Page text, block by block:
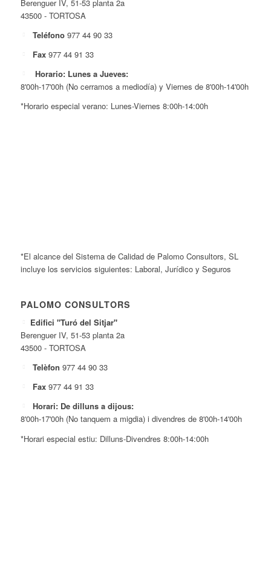
Berenguer IV, 51-53 planta 2a
43500 - TORTOSA
Teléfono 977 44 90 33
Fax 977 44 91 33
Horario: Lunes a Jueves:
8'00h-17'00h (No cerramos a mediodía) y Viernes de 8'00h-14'00h
*Horario especial verano: Lunes-Viernes 8:00h-14:00h
*El alcance del Sistema de Calidad de Palomo Consultors, SL
incluye los servicios siguientes: Laboral, Jurídico y Seguros
PALOMO CONSULTORS
Edifici "Turó del Sitjar"
Berenguer IV, 51-53 planta 2a
43500 - TORTOSA
Telèfon 977 44 90 33
Fax 977 44 91 33
Horari: De dilluns a dijous:
8'00h-17'00h (No tanquem a migdia) i divendres de 8'00h-14'00h
*Horari especial estiu: Dilluns-Divendres 8:00h-14:00h